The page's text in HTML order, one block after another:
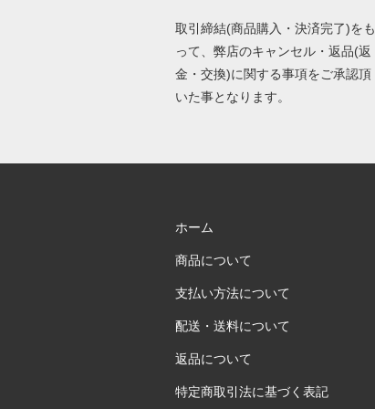
取引締結(商品購入・決済完了)をも
って、弊店のキャンセル・返品(返
金・交換)に関する事項をご承認頂
いた事となります。
ホーム
商品について
支払い方法について
配送・送料について
返品について
特定商取引法に基づく表記